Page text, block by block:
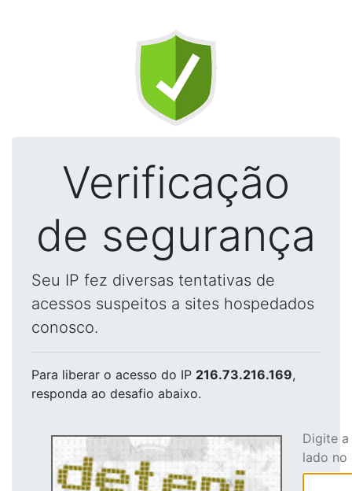
Verificação
de segurança
Seu IP fez diversas tentativas de
acessos suspeitos a sites hospedados
conosco.
Para liberar o acesso do IP 216.73.216.169,
responda ao desafio abaixo.
Digite
lado no